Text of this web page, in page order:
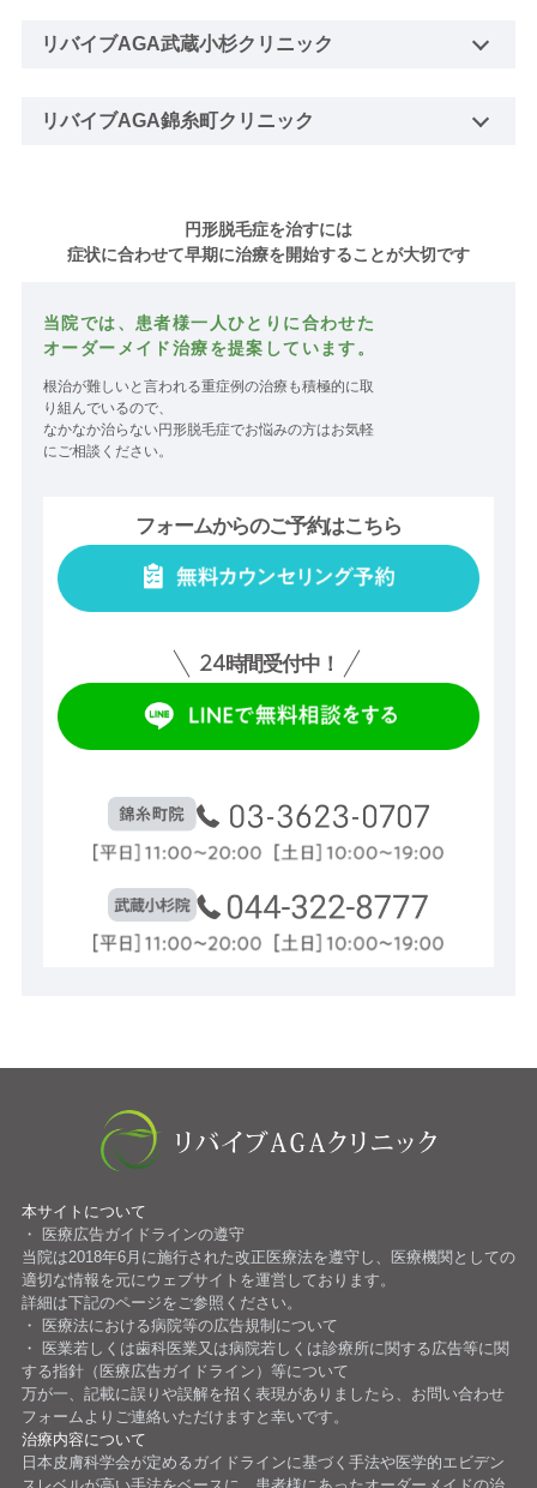
リバイブAGA武蔵小杉クリニック
リバイブAGA錦糸町クリニック
円形脱毛症を治すには
症状に合わせて早期に治療を開始することが大切です
当院では、患者様一人ひとりに合わせた
オーダーメイド治療を提案しています。
根治が難しいと言われる重症例の治療も積極的に取
り組んでいるので、
なかなか治らない円形脱毛症でお悩みの方はお気軽
にご相談ください。
フォームからのご予約はこちら
24時間受付中！
本サイトについて
医療広告ガイドラインの遵守
当院は2018年6月に施行された改正医療法を遵守し、医療機関としての
適切な情報を元にウェブサイトを運営しております。
詳細は下記のページをご参照ください。
医療法における病院等の広告規制について
医業若しくは歯科医業又は病院若しくは診療所に関する広告等に関
する指針（医療広告ガイドライン）等について
万が一、記載に誤りや誤解を招く表現がありましたら、お問い合わせ
フォームよりご連絡いただけますと幸いです。
治療内容について
日本皮膚科学会が定めるガイドラインに基づく手法や医学的エビデン